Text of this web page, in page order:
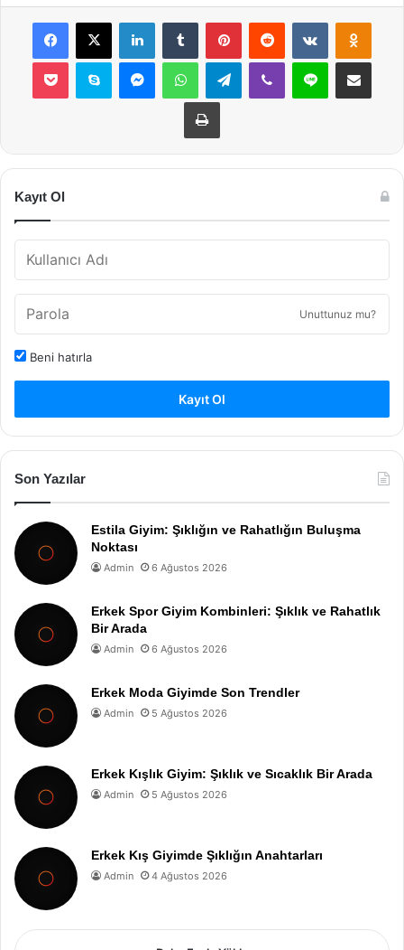
Facebook
X LinkedInTumblr PinterestReddit VKontakte
Pocket Skype MessengerWhatsAppTelegramViber Line E-Posta ile
Yazdır
Kayıt Ol
Unuttunuz mu?
Beni hatırla
Kayıt Ol
Son Yazılar
Estila Giyim: Şıklığın ve Rahatlığın Buluşma
Noktası
Admin 6 Ağustos 2026
Erkek Spor Giyim Kombinleri: Şıklık ve Rahatlık
Bir Arada
Admin 6 Ağustos 2026
Erkek Moda Giyimde Son Trendler
Admin 5 Ağustos 2026
Erkek Kışlık Giyim: Şıklık ve Sıcaklık Bir Arada
Admin 5 Ağustos 2026
Erkek Kış Giyimde Şıklığın Anahtarları
Admin 4 Ağustos 2026